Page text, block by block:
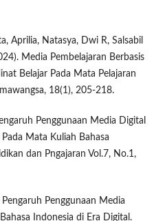
Aprilia, Natasya, Dwi R, Salsabil
Media Pembelajaran Berbasis
Belajar Pada Mata Pelajaran
18(1), 205-218.
Penggunaan Media Digital
Mata Kuliah Bahasa
dan Pngajaran Vol.7, No.1,
Penggunaan Media
Indonesia di Era Digital.